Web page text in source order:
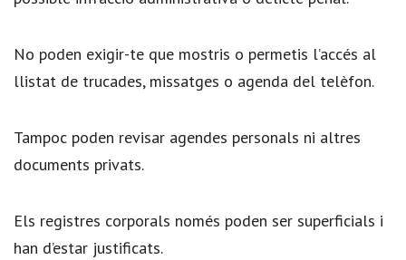
No poden exigir-te que mostris o permetis l’accés al
llistat de trucades, missatges o agenda del telèfon.
Tampoc poden revisar agendes personals ni altres
documents privats.
Els registres corporals només poden ser superficials i
han d’estar justificats.